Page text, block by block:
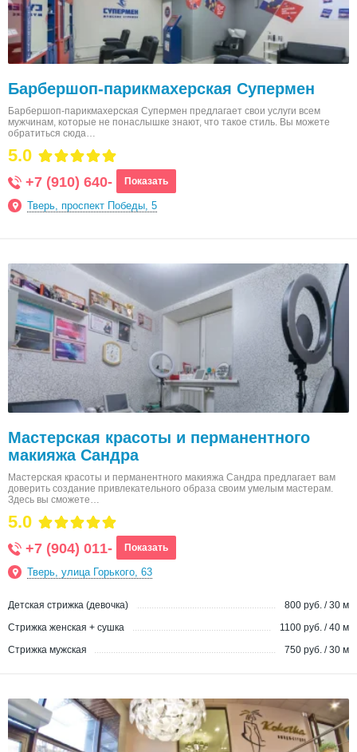
Барбершоп-парикмахерская Супермен
Барбершоп-парикмахерская Супермен предлагает свои услуги всем
мужчинам, которые не понаслышке знают, что такое стиль. Вы можете
обратиться сюда…
5.0
+7 (910) 640- Показать
Тверь, проспект Победы, 5
Мастерская красоты и перманентного
макияжа Сандра
Мастерская красоты и перманентного макияжа Сандра предлагает вам
доверить создание привлекательного образа своим умелым мастерам.
Здесь вы сможете…
5.0
+7 (904) 011- Показать
Тверь, улица Горького, 63
Детская стрижка (девочка)
800 руб. / 30 м
Стрижка женская + сушка
1100 руб. / 40 м
Стрижка мужская
750 руб. / 30 м